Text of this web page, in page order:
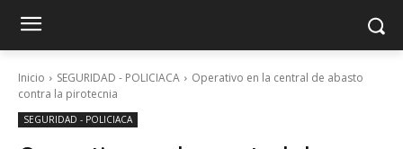
Inicio SEGURIDAD - POLICIACA
Operativo en la central de abasto
contra la pirotecnia
SEGURIDAD - POLICIACA